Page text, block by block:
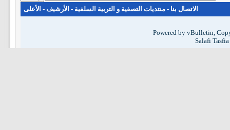
الاتصال بنا - منتديات التصفية و التربية السلفية - الأرشيف - الأعلى
Powered by vBulletin,
Salafi